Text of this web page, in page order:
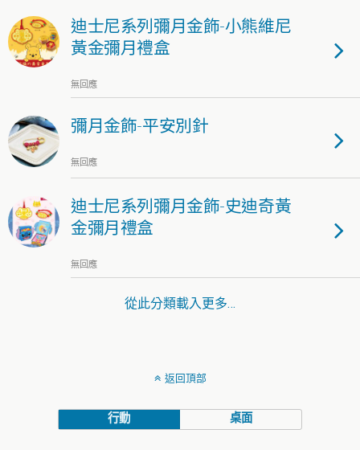
迪士尼系列彌月金飾-小熊維尼
黃金彌月禮盒
無回應
彌月金飾-平安別針
無回應
迪士尼系列彌月金飾-史迪奇黃
金彌月禮盒
無回應
從此分類載入更多…
返回頂部
行動 桌面